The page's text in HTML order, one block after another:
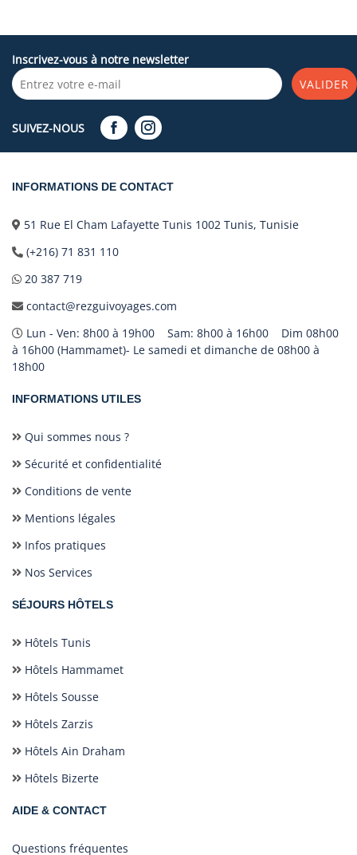
Inscrivez-vous à notre newsletter
VALIDER
SUIVEZ-NOUS
INFORMATIONS DE CONTACT
51 Rue El Cham Lafayette Tunis 1002 Tunis, Tunisie
(+216) 71 831 110
20 387 719
contact@rezguivoyages.com
Lun - Ven: 8h00 à 19h00 Sam: 8h00 à 16h00 Dim 08h00
à 16h00 (Hammamet)- Le samedi et dimanche de 08h00 à
18h00
INFORMATIONS UTILES
Qui sommes nous ?
Sécurité et confidentialité
Conditions de vente
Mentions légales
Infos pratiques
Nos Services
SÉJOURS HÔTELS
Hôtels Tunis
Hôtels Hammamet
Hôtels Sousse
Hôtels Zarzis
Hôtels Ain Draham
Hôtels Bizerte
AIDE & CONTACT
Questions fréquentes